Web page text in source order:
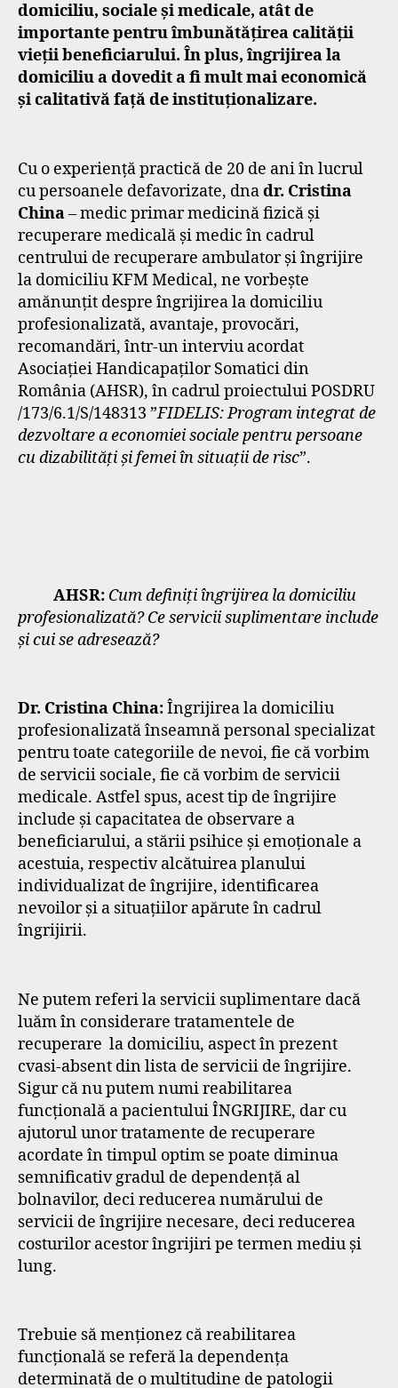
domiciliu, sociale și medicale, atât de
importante pentru îmbunătățireacalității
vieții beneficiarului. În plus, îngrijirea la
domiciliu a dovedit a fi mult mai economică
și calitativă față de instituționalizare.
Cu o experiență practică de 20 de ani în lucrul
cu persoanele defavorizate, dnadr. Cristina
China– medic primar medicină fizică și
recuperare medicală și medic în cadrul
centrului de recuperare ambulator și îngrijire
la domiciliu KFM Medical, ne vorbește
amănunțit despre îngrijirea la domiciliu
profesionalizată, avantaje, provocări,
recomandări, într-un interviu acordat
Asociației Handicapaților Somatici din
România (AHSR), în cadrul proiectului POSDRU
/173/6.1/S/148313 ”FIDELIS: Program integrat de
dezvoltare a economiei sociale pentru persoane
cu dizabilități și femei în situații de risc”.
AHSR: Cum definiți îngrijirea la domiciliu
profesionalizată? Ce servicii suplimentare include
și cui se adresează?
Dr. Cristina China:Îngrijirea la domiciliu
profesionalizată înseamnă personal specializat
pentru toate categoriile de nevoi, fie că vorbim
de servicii sociale, fie că vorbim de servicii
medicale. Astfel spus, acest tip de îngrijire
include și capacitatea de observare a
beneficiarului, a stării psihice și emoționale a
acestuia, respectiv alcătuirea planului
individualizat de îngrijire, identificarea
nevoilor și a situațiilor apărute în cadrul
îngrijirii.
Ne putem referi la servicii suplimentare dacă
luăm în considerare tratamentele de
recuperare la domiciliu, aspect în prezent
cvasi-absent din lista de servicii de îngrijire.
Sigur că nu putem numi reabilitarea
funcțională a pacientului ÎNGRIJIRE, dar cu
ajutorul unor tratamente de recuperare
acordate în timpul optim se poate diminua
semnificativ gradul de dependență al
bolnavilor, deci reducerea numărului de
servicii de îngrijire necesare, deci reducerea
costurilor acestor îngrijiri pe termen mediu și
lung.
Trebuie să menționez că reabilitarea
funcțională se referă la dependența
determinată de o multitudine de patologii